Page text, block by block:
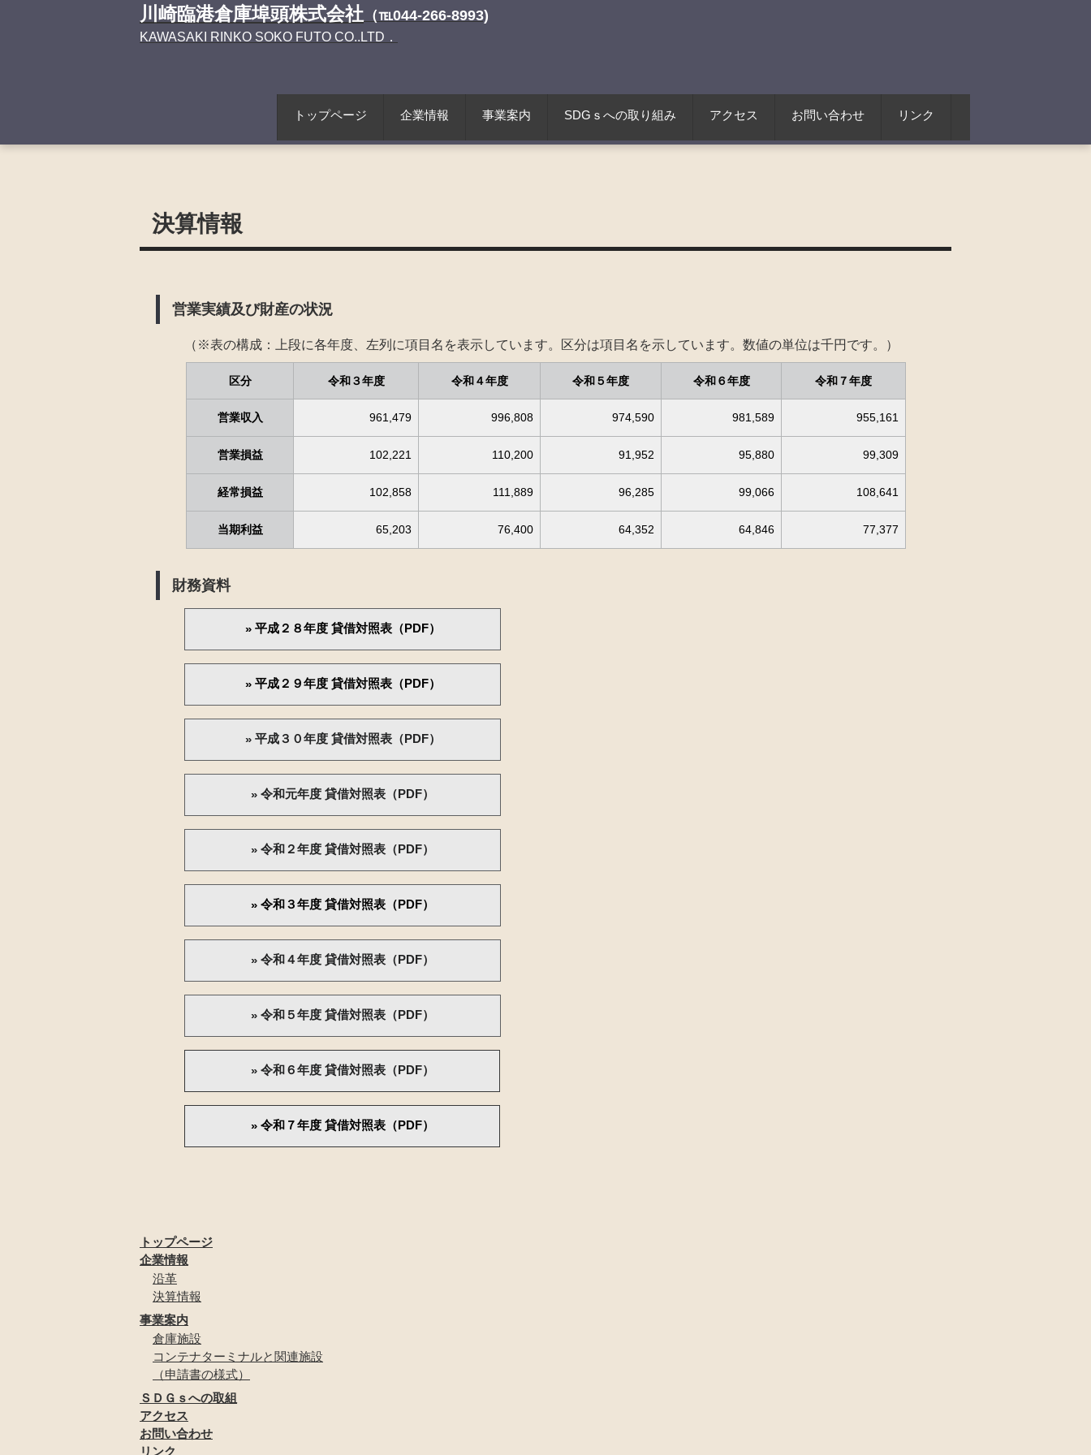
川崎臨港倉庫埠頭株式会社 （℡044-266-8993)
KAWASAKI RINKO SOKO FUTO CO..LTD．
トップページ 企業情報 事業案内 SDGｓへの取り組み アクセス お問い合わせ リンク
決算情報
営業実績及び財産の状況
（※表の構成：上段に各年度、左列に項目名を表示しています。区分は項目名を示しています。数値の単位は千円です。）
区分 令和３年度 令和４年度 令和５年度 令和６年度 令和７年度
営業収入 961,479 996,808 974,590 981,589 955,161
営業損益 102,221 110,200 91,952 95,880 99,309
経常損益 102,858 111,889 96,285 99,066 108,641
当期利益 65,203 76,400 64,352 64,846 77,377
財務資料
平成２８年度 貸借対照表（PDF）
平成２９年度 貸借対照表（PDF）
平成３０年度 貸借対照表（PDF）
令和元年度 貸借対照表（PDF）
令和２年度 貸借対照表（PDF）
令和３年度 貸借対照表（PDF）
令和４年度 貸借対照表（PDF）
令和５年度 貸借対照表（PDF）
令和６年度 貸借対照表（PDF）
令和７年度 貸借対照表（PDF）
トップページ
企業情報
沿革
決算情報
事業案内
倉庫施設
コンテナターミナルと関連施設
（申請書の様式）
ＳＤＧｓへの取組
アクセス
お問い合わせ
リンク